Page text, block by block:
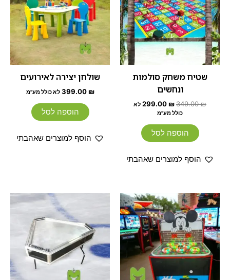
שטיח משחק סולמות
ונחשים
349.00₪
299.00 ₪
לא
כולל מע"מ
הוספה לסל
הוסף למוצרים שאהבתי
שולחן יצירה לאירועים
399.00 ₪ לא כולל מע"מ
הוספה לסל
הוסף למוצרים שאהבתי
המחיר
המקורי
היה:
649.00 ₪.
המחיר
הנוכחי
הוא:
549.00 ₪.
המחיר
המקורי
היה:
549.00 ₪.
המחיר
הנוכחי
449.00 ₪.